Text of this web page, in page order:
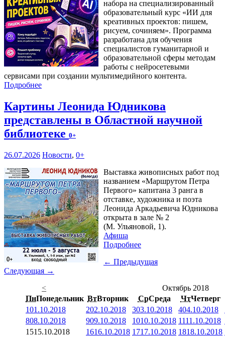
набора на специализированный
образовательный курс «ИИ для
креативных проектов: пишем,
рисуем, сочиняем». Программа
разработана для обучения
специалистов гуманитарной и
образовательной сферы методам
работы с нейросетевыми
сервисами при создании мультимедийного контента.
Подробнее
Картины Леонида Юдникова
представлены в Областной научной
библиотеке 0+
26.07.2026 Новости, 0+
Выставка живописных работ под
названием «Маршрутом Петра
Первого» капитана 3 ранга в
отставке, художника и поэта
Леонида Аркадьевича Юдникова
открыта в зале № 2
(М. Ульяновой, 1).
Афиша
Подробнее
← Предыдущая
Следующая →
<
Октябрь 2018
ПнПонедельник ВтВторник СрСреда ЧтЧетверг
101.10.2018 202.10.2018 303.10.2018 404.10.2018
808.10.2018 909.10.2018 1010.10.2018 1111.10.2018
1515.10.2018 1616.10.2018 1717.10.2018 1818.10.2018